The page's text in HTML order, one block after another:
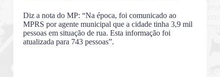
Diz a nota do MP: “Na época, foi comunicado ao
MPRS por agente municipal que a cidade tinha 3,9 mil
pessoas em situação de rua. Esta informação foi
atualizada para 743 pessoas”.